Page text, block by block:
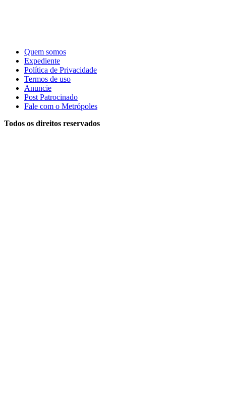
Quem somos
Expediente
Política de Privacidade
Termos de uso
Anuncie
Post Patrocinado
Fale com o Metrópoles
Todos os direitos reservados